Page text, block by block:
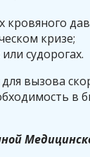
кровяного
кризе;
судорогах.
вызова
в